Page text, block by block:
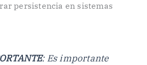
persistencia en sistemas
: Es importante